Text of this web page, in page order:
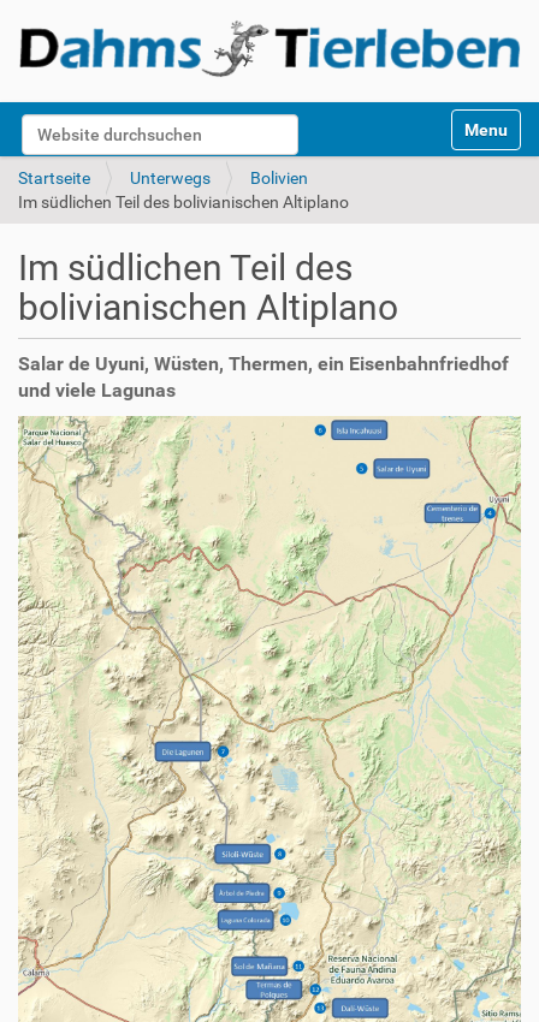
Website durchsuchen
k
Toggle
Startseite Unterwegs
Bolivien
Im südlichen Teil des bolivianischen Altiplano
Im südlichen Teil des
bolivianischen Altiplano
Salar de Uyuni, Wüsten, Thermen, ein Eisenbahnfriedhof
und viele Lagunas